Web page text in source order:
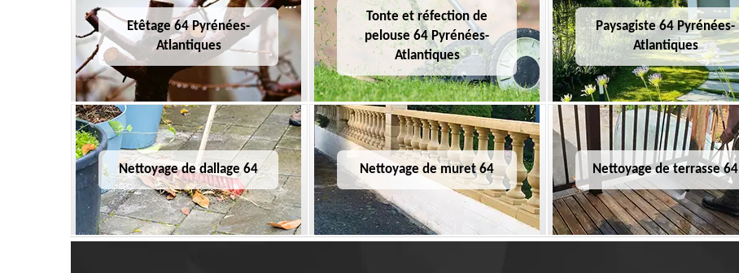
Etêtage 64 Pyrénées-
Atlantiques
Tonte et réfection de
pelouse 64 Pyrénées-
Atlantiques
Paysagiste 64 Pyrénées-
Atlantiques
Nettoyage de dallage 64 Nettoyage de muret 64 Nettoyage de terrasse 64